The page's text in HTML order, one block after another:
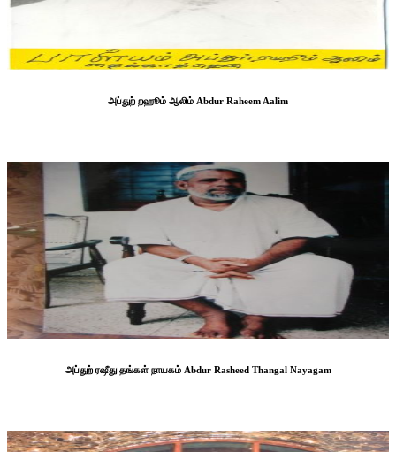
அப்துற் றஹூம் ஆலிம் Abdur Raheem Aalim
அப்துற் ரஷீது தங்கள் நாயகம் Abdur Rasheed Thangal Nayagam